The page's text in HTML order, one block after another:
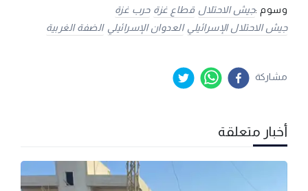
وسوم :جيش الاحتلال قطاع غزة حرب غزة
جيش الاحتلال الإسرائيلي العدوان الإسرائيلي الضفة الغربية
مشاركة
أخبار متعلقة